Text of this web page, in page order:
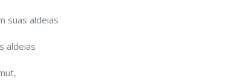
suas aldeias
aldeias